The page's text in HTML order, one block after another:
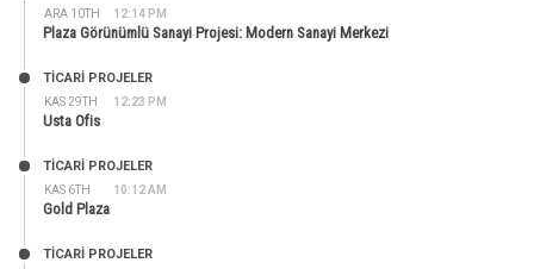
ARA 10TH 12:14 PM
Plaza Görünümlü Sanayi Projesi: Modern Sanayi Merkezi
KAS 29TH 12:23 PM
TİCARİ PROJELER
Usta Ofis
KAS 6TH 10:12 AM
TİCARİ PROJELER
Gold Plaza
TİCARİ PROJELER